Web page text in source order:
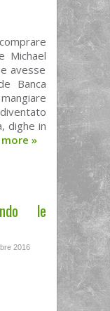
Michael
avesse
Banca
dighe in
more »
le
2016